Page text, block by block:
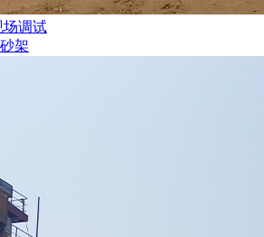
场调试
架